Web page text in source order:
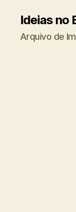
Ideias no
Arquivo de